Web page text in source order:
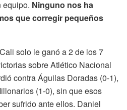
equipo. Ninguno nos ha
que corregir pequeños
solo le ganó a 2 de los 7
sobre Atlético Nacional
contra Águilas Doradas (0-1),
(1-0), sin que esos
sufrido ante ellos. Daniel